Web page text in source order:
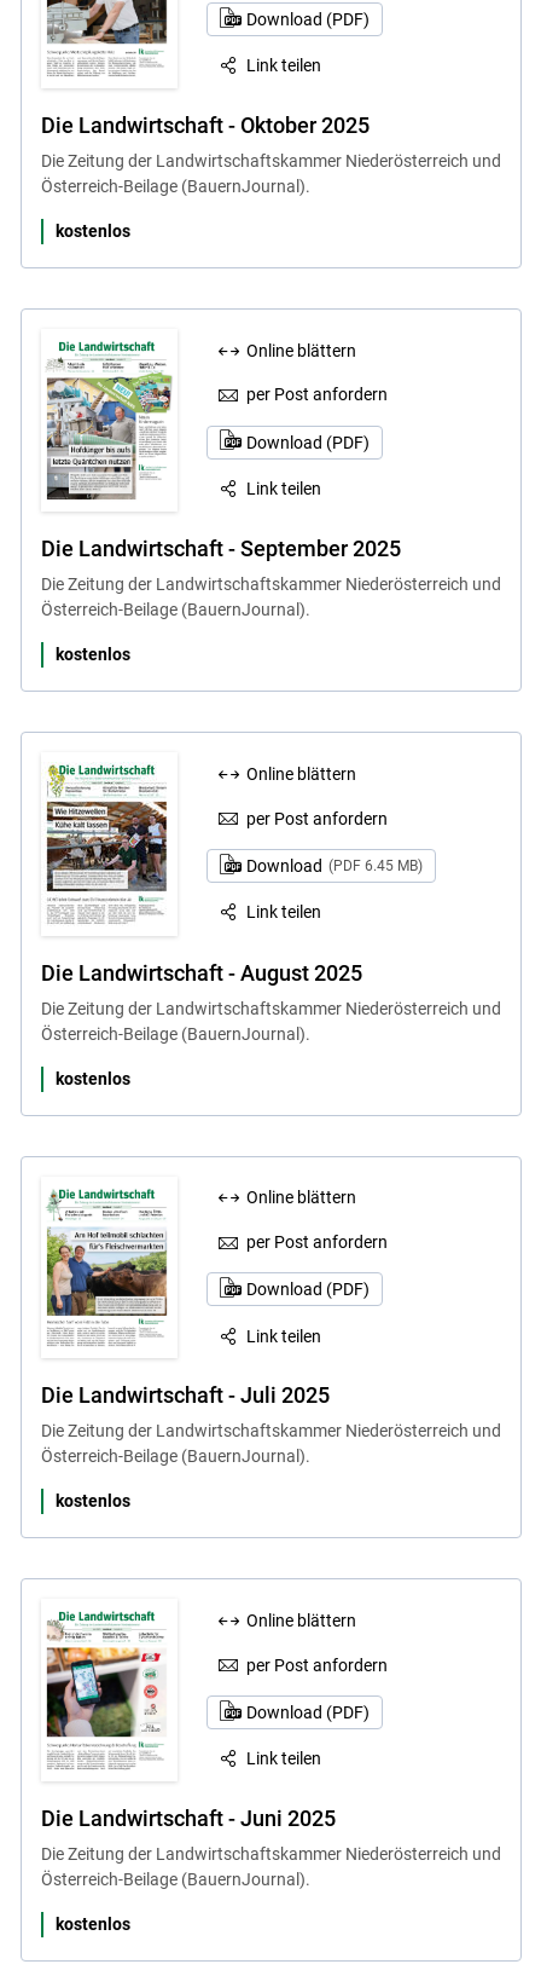
Download (PDF)
Link teilen
Die Landwirtschaft - Oktober 2025
Die Zeitung der Landwirtschaftskammer Niederösterreich und
Österreich-Beilage (BauernJournal).
kostenlos
Online blättern
per Post anfordern
Download (PDF)
Link teilen
Die Landwirtschaft - September 2025
Die Zeitung der Landwirtschaftskammer Niederösterreich und
Österreich-Beilage (BauernJournal).
kostenlos
Online blättern
per Post anfordern
Download (PDF 6.45 MB)
Link teilen
Die Landwirtschaft - August 2025
Die Zeitung der Landwirtschaftskammer Niederösterreich und
Österreich-Beilage (BauernJournal).
kostenlos
Online blättern
per Post anfordern
Download (PDF)
Link teilen
Die Landwirtschaft - Juli 2025
Die Zeitung der Landwirtschaftskammer Niederösterreich und
Österreich-Beilage (BauernJournal).
kostenlos
Online blättern
per Post anfordern
Download (PDF)
Link teilen
Die Landwirtschaft - Juni 2025
Die Zeitung der Landwirtschaftskammer Niederösterreich und
Österreich-Beilage (BauernJournal).
kostenlos